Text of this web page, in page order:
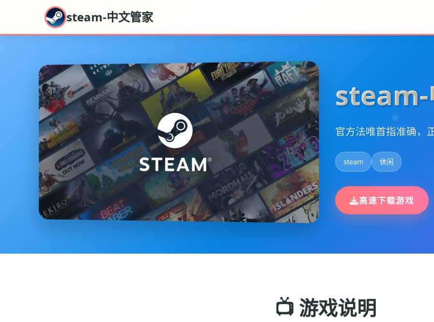
steam-中文管家
steam-
官方法唯首指准确，
steam 休闲
高速下载游戏
📺 游戏说明